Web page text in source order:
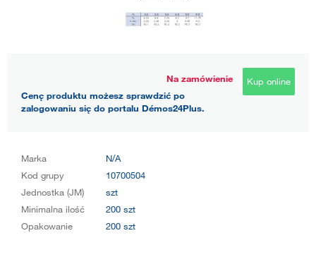
Na zamówienie
Cenę produktu możesz sprawdzić po
zalogowaniu się do portalu Démos24Plus.
Kup online
Marka
N/A
Kod grupy
10700504
Jednostka (JM)
szt
Minimalna ilość
200 szt
Opakowanie
200 szt